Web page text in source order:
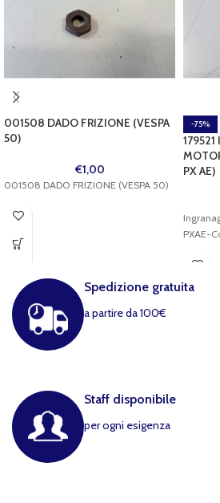
001508 DADO FRIZIONE (VESPA
50)
€1,00
001508 DADO FRIZIONE (VESPA 50)
-75%
179521
PX AE)
PXAE-
Spedizione gratuita
a partire da 100€
Staff disponibile
per ogni esigenza